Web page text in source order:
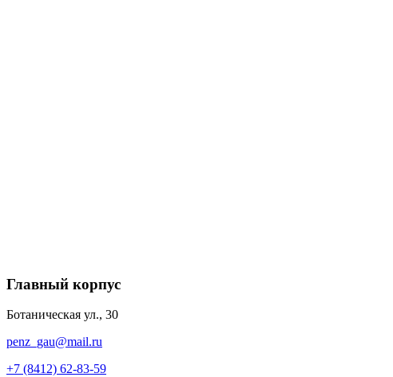
Главный корпус
Ботаническая ул., 30
penz_gau@mail.ru
+7 (8412) 62-83-59